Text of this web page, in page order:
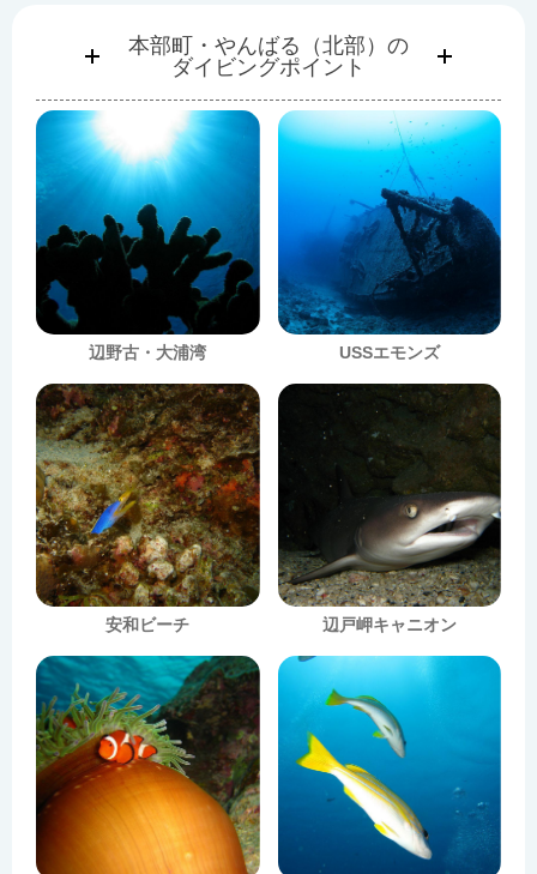
本部町・やんばる（北部）の
ダイビングポイント
辺野古・大浦湾 USSエモンズ
安和ビーチ 辺戸岬キャニオン